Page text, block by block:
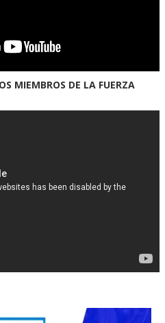
MIEMBROS DE LA FUERZA